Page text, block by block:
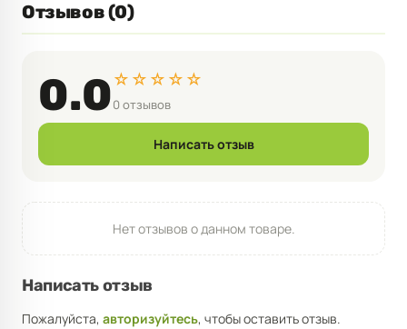
Отзывов (0)
0.0☆☆☆☆☆
0 отзывов
Написать отзыв
Нет отзывов о данном товаре.
Написать отзыв
Пожалуйста, авторизуйтесь, чтобы оставить отзыв.